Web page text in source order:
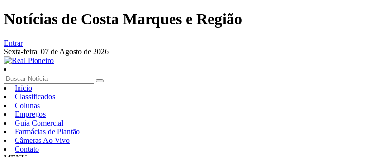
Notícias de Costa Marques e Região
Entrar
Sexta-feira, 07 de Agosto de 2026
Início
Classificados
Colunas
Empregos
Guia Comercial
Farmácias de Plantão
Câmeras Ao Vivo
Contato